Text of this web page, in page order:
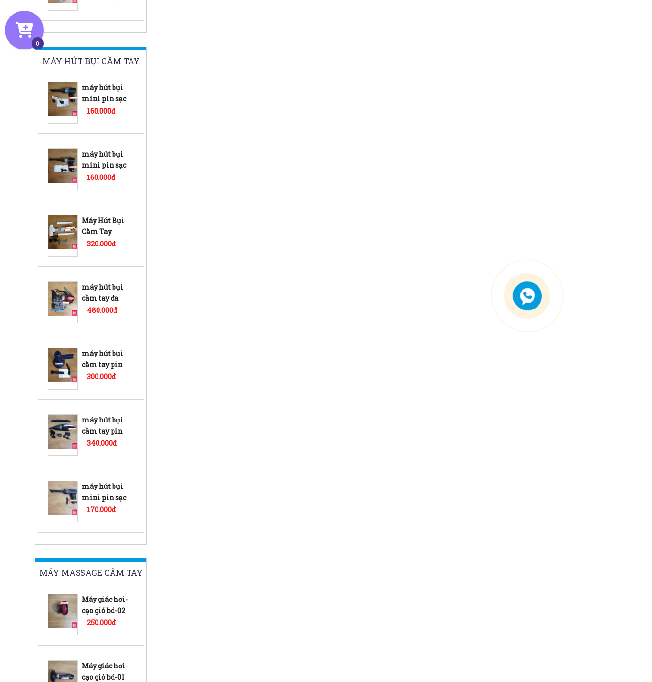
MÁY HÚT BỤI CẦM TAY
máy hút bụi
mini pin sạc
YT-M2037
160.000đ
máy hút bụi
mini pin sạc
bd
160.000đ
Máy Hút Bụi
Cầm Tay
không dây pin
320.000đ
máy hút bụi
cầm tay đa
năng 1000w jk-
480.000đ
máy hút bụi
cầm tay pin
sạc Sofa ga
300.000đ
máy hút bụi
cầm tay pin
sạc Rungdong
340.000đ
máy hút bụi
mini pin sạc
LT-008
170.000đ
MÁY MASSAGE CẦM TAY
Máy giác hơi-
cạo gió bd-02
250.000đ
Máy giác hơi-
cạo gió bd-01
0